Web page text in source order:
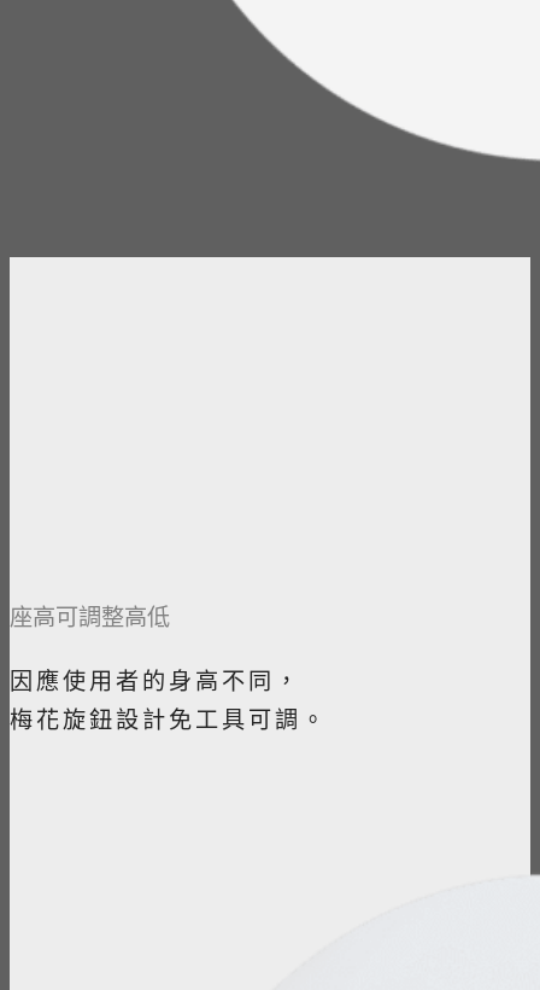
座高可調整高低
因應使用者的身高不同，
梅花旋鈕設計免工具可調。